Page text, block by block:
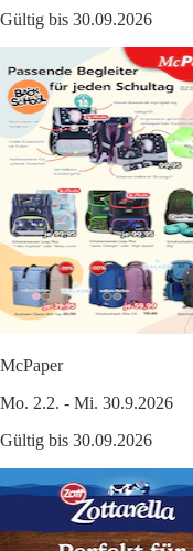
Gültig bis 30.09.2026
McPaper
Mo. 2.2. - Mi. 30.9.2026
Gültig bis 30.09.2026